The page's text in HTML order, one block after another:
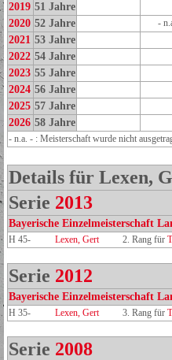
2019 51 Jahre
2020 52 Jahre -
2021 53 Jahre
2022 54 Jahre
2023 55 Jahre
2024 56 Jahre
2025 57 Jahre
2026 58 Jahre
- n.a. - : Meisterschaft wurde nicht
Details für Lexen,
Serie 2013
Bayerische Einzelmeisterschaft
H 45- Lexen, Gert 2. Rang für
Serie 2012
Bayerische Einzelmeisterschaft
H 35- Lexen, Gert 3. Rang für
Serie 2008